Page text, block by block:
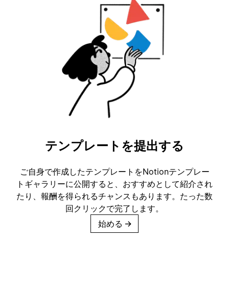
テンプレートを提出する
ご自身で作成したテンプレートをNotionテンプレー
トギャラリーに公開すると、おすすめとして紹介され
たり、報酬を得られるチャンスもあります。たった数
回クリックで完了します。
始める →